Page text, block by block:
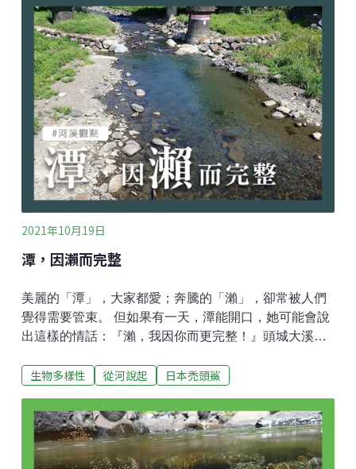
左右的魚蝦蟹，甚至有許多慢慢爬行的螺，生活史是在
河海之間洄游。在牠們一生當中，得待過海洋及河流，
如此才能完成生長過程中必經的轉變，以及繁衍成長的
任務。而牠們怎麼遊歷河海呢？以種類眾多的溯河洄游
鰕虎為例，成魚在溪流石縫產卵後孵化的仔稚魚苗，順
著河水漂流出海，在海上我們還不清楚的位置，以漂浮
體的狀態，度過了牠們數個月不等的幼年；接下來（又
是個人類還不甚清楚的時機點）仔稚體回到河口，變身
出能抵抗水流移動的能力，溯回溪流適合生活的棲地，
度過牠歸屬這島嶼的精彩餘生。
2021年10月19日
潭，因瀨而完整
美麗的「潭」，大家都愛；奔騰的「瀨」，卻常被人們
覺得需要管束。 但如果有一天，潭能開口，她可能會說
出這樣的情話：『瀨，我因你而更完整！』頭城大溪溪
路被重塑之後，某天傍晚下了一場57mm/hr的短強雨
長潭回來了！新長潭，就如同大部分的天然跌水潭，從
潭頭到潭尾形成一個前深後淺的弧，潭身左右剖面也像
碗一般，從最深的潭心，到透出水下石塊的邊緣，晴空
生物多樣性 從河說起 日本禿頭鯊